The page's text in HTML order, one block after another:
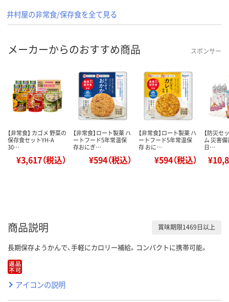
井村屋の非常食/保存食を全て見る
メーカーからのおすすめ商品 スポンサー
【非常食】 カゴメ 野菜の
保存食セットYH-A
30…
¥3,617（税込）
【非常食】ロート製薬 ハ
ートフード5年常温保
存おにぎ…
¥594（税込）
【非常食】ロート製薬 ハ
ートフード5年常温保
存 おに…
¥594（税込）
【防災セ
ム 災害備
日…
商品説明 賞味期限1469日以上
長期保存ようかんで、手軽にカロリー補給。コンパクトに携帯可能。
アイコンの説明